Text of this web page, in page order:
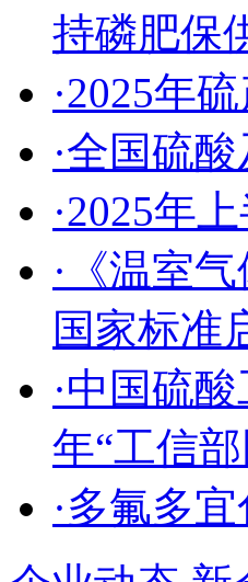
持磷肥保
·2025年
·全国硫
·2025年
·《温室
国家标准
·中国硫
年“工信
·多氟多